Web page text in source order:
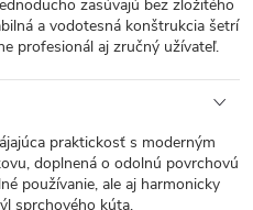
zasúvajú bez zložitého
a vodotesná konštrukcia šetrí
profesionál aj zručný užívateľ.
praktickosť s moderným
doplnená o odolnú povrchovú
používanie, ale aj harmonicky
sprchového kúta.